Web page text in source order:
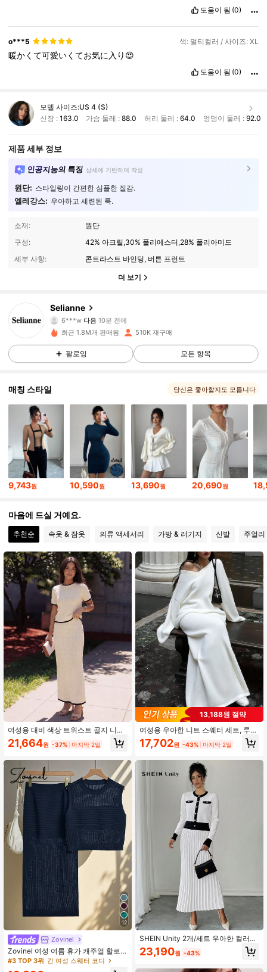
도움이 됨 (0)
o***5 색: 멀티컬러 / 사이즈: XL
暖かくて可愛いくてお気に入り😍
도움이 됨 (0)
모델 사이즈:US 4 (S)
신장 : 163.0 가슴 둘레 :88.0 허리 둘레 : 64.0 엉덩이 둘레 : 92.0
제품 세부 정보
인공지능의 특징 상세에 기반하여 작성
원단: 스타일링이 간편한 심플한 질감.
엘레강스: 우아하고 세련된 룩.
소재:
원단
구성:
42% 아크릴,30% 폴리에스터,28% 폴리아미드
세부 사항:
콘트라스트 바인딩, 버튼 프런트
더 보기
Selianne
다음
j***7가 탐색 중입니다
4.84 282K 팔로워
282K 팔로워
282K 팔로워
4.84 282K 팔로워
4.84 282K 팔로워
4.84 282K 팔로워
282K 팔로워
최근 1.8M개 판매됨 510K 재구매
팔로잉 모든 항목
매칭 스타일 당신은 좋아할지도 모릅니다
9,743원 10,590원 13,690원 20,690원
마음에 드실 거예요.
추천순 속옷 & 잠옷 의류 액세서리 가방 & 러기지 신발 주얼
여성용 대비 색상 트위스트 골지 니트
반팔 상의 및 슬림핏 미니 스커트 2피
스 세트, 휴가 복장, 여름
21,664원 -37% 마지막 2일
12
Zovinel
Zovinel 여성 여름 휴가 캐주얼 할로
우 아웃 니트 조끼 & 스커트 2피스 세
#3 TOP 3위 긴 여성 스웨터 코디
13,188원 절약
여성용 우아한 니트 스웨터 세트, 루즈
핏 풀오버 및 솔리드 컬러 A라인 스커
트 2피스 의상, 가을/겨울 화이트 스프
17,702원 -43% 마지막 2일
SHEIN Unity 2개/세트 우아한 컬러블
록 스커트 + 가디건 니트 세트 가을/겨
울용
23,190원 -43%